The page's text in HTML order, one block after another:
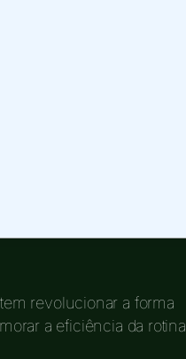
revolucionar a forma
a eficiência da rotina